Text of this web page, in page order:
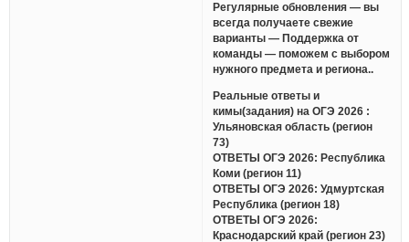
Регулярные обновления — вы
всегда получаете свежие
варианты — Поддержка от
команды — поможем с выбором
нужного предмета и региона..
Реальные ответы и
кимы(задания) на ОГЭ 2026 :
Ульяновская область (регион
73)
ОТВЕТЫ ОГЭ 2026: Республика
Коми (регион 11)
ОТВЕТЫ ОГЭ 2026: Удмуртская
Республика (регион 18)
ОТВЕТЫ ОГЭ 2026:
Краснодарский край (регион 23)